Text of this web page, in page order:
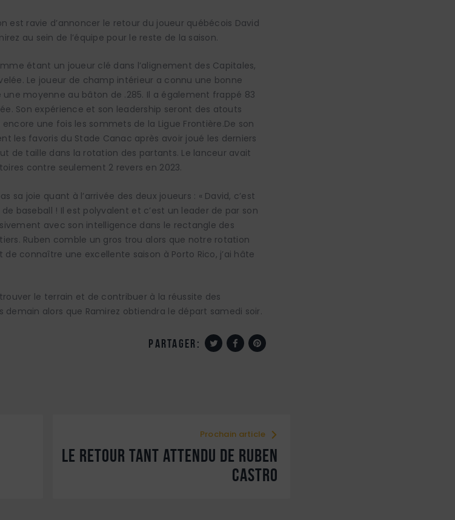
est ravie d’annoncer le retour du joueur québécois David
au sein de l’équipe pour le reste de la saison.
étant un joueur clé dans l’alignement des Capitales,
Le joueur de champ intérieur a connu une bonne
moyenne au bâton de .285. Il a également frappé 83
Son expérience et son leadership seront des atouts
encore une fois les sommets de la Ligue Frontière.De son
les favoris du Stade Canac après avoir joué les derniers
de taille dans la rotation des partants. Le lanceur avait
contre seulement 2 revers en 2023.
sa joie quant à l’arrivée des deux joueurs : « David, c’est
baseball ! Il est polyvalent et c’est un leader de par son
avec son intelligence dans le rectangle des
Ruben comble un gros trou alors que notre rotation
connaître une excellente saison à Porto Rico, j’ai hâte
le terrain et de contribuer à la réussite des
demain alors que Ramirez obtiendra le départ samedi soir.
partager:
Prochain article
Le retour tant attendu de Ruben
Castro